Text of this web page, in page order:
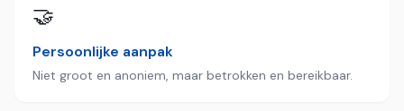
🤝
Persoonlijke aanpak
Niet groot en anoniem, maar betrokken en bereikbaar.